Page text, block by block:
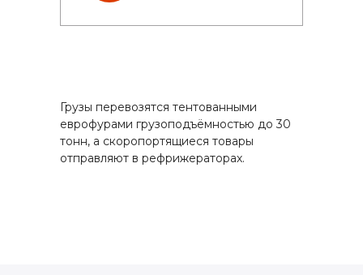
Грузы перевозятся тентованными
еврофурами грузоподъёмностью до 30
тонн, а скоропортящиеся товары
отправляют в рефрижераторах.